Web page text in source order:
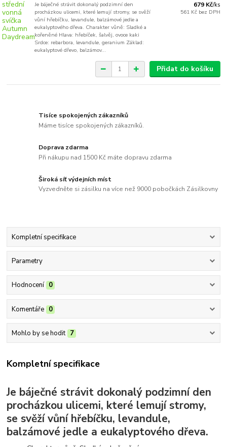
Je báječné strávit dokonalý podzimní den
procházkou ulicemi, které lemují stromy, se svěží
vůní hřebíčku, levandule, balzámové jedle a
eukalyptového dřeva. Charakter vůně: Sladké a
kořeněné Hlava: hřebíček, šalvěj, ovoce kaki
Srdce: rebarbora, levandule, geranium Základ:
eukalyptové dřevo, balzámov...
679 Kč/ks
561 Kč bez DPH
Přidat do košíku
Tisíce spokojených zákazníků
Máme tisíce spokojených zákazníků.
Doprava zdarma
Při nákupu nad 1500 Kč máte dopravu zdarma
Široká síť výdejních míst
Vyzvedněte si zásilku na více než 9000 pobočkách Zásilkovny
Kompletní specifikace
Parametry
Hodnocení 0
Komentáře 0
Mohlo by se hodit 7
Kompletní specifikace
Je báječné strávit dokonalý podzimní den
procházkou ulicemi, které lemují stromy,
se svěží vůní hřebíčku, levandule,
balzámové jedle a eukalyptového dřeva.